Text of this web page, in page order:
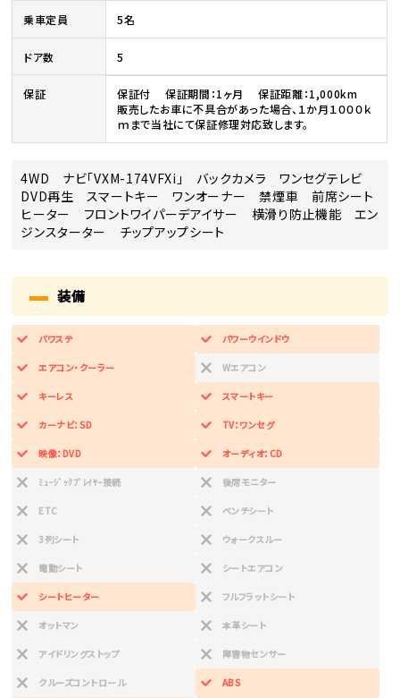
乗車定員 5名
ドア数 5
保証
保証付 保証期間：1ヶ月 保証距離：1,000km
販売したお車に不具合があった場合、１か月１０００ｋ
ｍまで当社にて保証修理対応致します。
4WD ナビ「VXM-174VFXi」 バックカメラ ワンセグテレビ
DVD再生 スマートキー ワンオーナー 禁煙車 前席シート
ヒーター フロントワイパーデアイサー 横滑り防止機能 エン
ジンスターター チップアップシート
装備
パワステ パワーウインドウ
エアコン・クーラー Wエアコン
キーレス スマートキー
カーナビ：SD TV：ワンセグ
映像：DVD オーディオ：CD
ﾐｭｰｼﾞｯｸﾌﾟﾚｲﾔｰ接続 後席モニター
ETC ベンチシート
3列シート ウォークスルー
電動シート シートエアコン
シートヒーター フルフラットシート
オットマン 本革シート
アイドリングストップ 障害物センサー
クルーズコントロール ABS